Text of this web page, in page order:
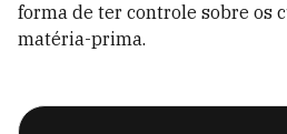
forma de ter controle sobre os
matéria-prima.